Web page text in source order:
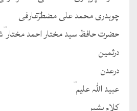
چوہدری محمد علی مضطرؔعارفی
حضرت حافظ سید مختار احمد
درثمین
درعدن
عبید اللہ علیم ؔ
کلام بشیر